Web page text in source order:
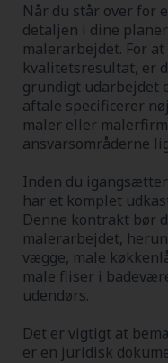
Når du står over for
detaljen i dine
malerarbejdet. For
kvalitetsresultat, er
grundigt udarbejdet
aftale specificerer
maler eller
ansvarsområderne
Inden du
har et komplet
Denne kontrakt bør
malerarbejdet,
vægge, male
male fliser i
udendørs.
Det er vigtigt at
er en juridisk